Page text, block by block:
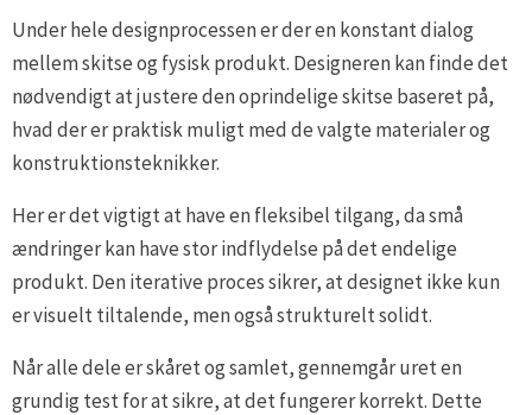
Under hele designprocessen er der en konstant dialog
mellem skitse og fysisk produkt. Designeren kan finde det
nødvendigt at justere den oprindelige skitse baseret på,
hvad der er praktisk muligt med de valgte materialer og
konstruktionsteknikker.
Her er det vigtigt at have en fleksibel tilgang, da små
ændringer kan have stor indflydelse på det endelige
produkt. Den iterative proces sikrer, at designet ikke kun
er visuelt tiltalende, men også strukturelt solidt.
Når alle dele er skåret og samlet, gennemgår uret en
grundig test for at sikre, at det fungerer korrekt. Dette